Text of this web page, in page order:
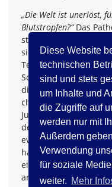
Diese Website
technischen
sind und stets
um Inhalte und
die Zugriffe auf
werden nur mit
Außerdem
Verwendung
für soziale
weiter. Mehr
„Die Welt ist unerlöst,
Blutstropfen?“Das
steht hier
sich dieses Pathos
Text, der knapp 30
Schoah.[26]Ist sie
die Unerlöstheit der
christlich-
Juden hier angetan
dem Jahr 1945 zum
evangelischen
hat Buber in einer
einmal seinen
angemeldet: